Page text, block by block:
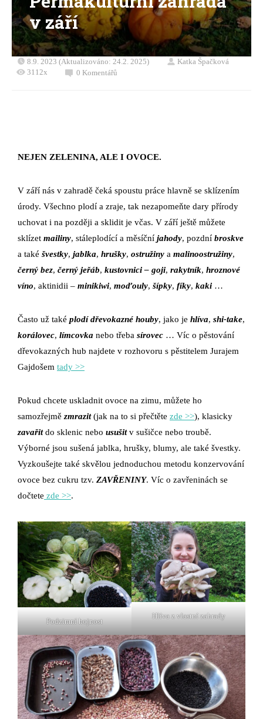
v září
8.9. 2023 (Aktualizováno: 24.2. 2025)
Katka Špačková
3112x
0 Komentářů
NEJEN ZELENINA, ALE I OVOCE.
V září nás v zahradě čeká spoustu práce hlavně se sklízením
úrody. Všechno plodí a zraje, tak nezapomeňte dary přírody
uchovat i na později a sklidit je včas. V září ještě můžete
sklízet mailiny, stáleplodící a měsíční jahody, pozdní broskve
a také švestky, jablka, hrušky, ostružiny a malinoostružiny,
černý bez, černý jeřáb, kustovnici – goji, rakytník, hroznové
víno, aktinidii – minikiwi, moďouly, šípky, fíky, kaki …
Často už také plodí dřevokazné houby, jako je hlíva, shi-take,
korálovec, límcovka nebo třeba sírovec … Víc o pěstování
dřevokazných hub najdete v rozhovoru s pěstitelem Jurajem
Gajdošem tady >>
Pokud chcete uskladnit ovoce na zimu, můžete ho
samozřejmězmrazit (jak na to si přečtěte zde >>), klasicky
zavařit do sklenic nebo usušit v sušičce nebo troubě.
Výborné jsou sušená jablka, hrušky, blumy, ale také švestky.
Vyzkoušejte také skvělou jednoduchou metodu konzervování
ovoce bez cukru tzv. ZAVŘENINY. Víc o zavřeninách se
dočtete zde >>.
Podzimní hojnost
Hlíva z vlastní zahrady